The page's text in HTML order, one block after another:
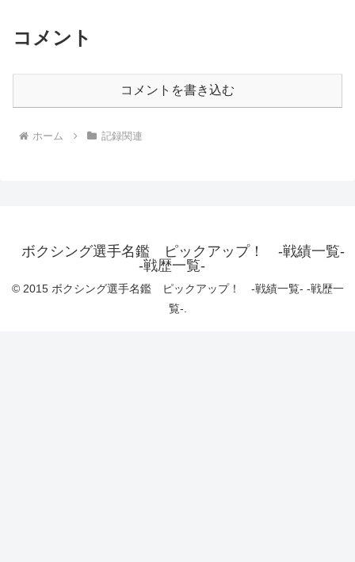
コメント
コメントを書き込む
ホーム 記録関連
ボクシング選手名鑑 ピックアップ！ -戦績一覧-
-戦歴一覧-
© 2015 ボクシング選手名鑑 ピックアップ！ -戦績一覧- -戦歴一
覧-.